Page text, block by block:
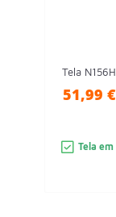
Tela
51,99 €
Tela